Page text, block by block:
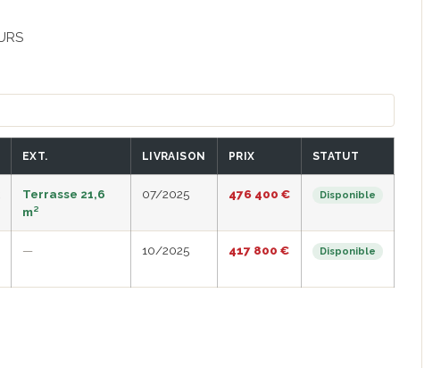
EXT. LIVRAISON PRIX STATUT
Terrasse 21,6
m²
07/2025 476 400 € Disponible
— 10/2025 417 800 € Disponible